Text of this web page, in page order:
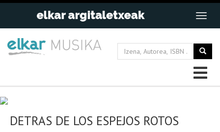
DETRAS DE LOS ESPEJOS ROTOS